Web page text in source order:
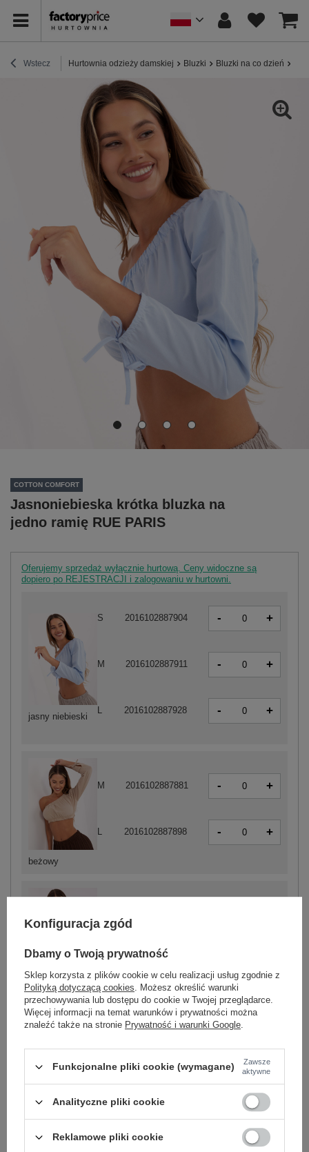
Wstecz Hurtownia odzieży damskiej Bluzki Bluzki na co dzień
COTTON COMFORT
Jasnoniebieska krótka bluzka na
jedno ramię RUE PARIS
Oferujemy sprzedaż wyłącznie hurtową. Ceny widoczne są
dopiero po REJESTRACJI i zalogowaniu w hurtowni.
jasny niebieski
S 2016102887904 - +
M 2016102887911 - +
L 2016102887928 - +
beżowy
M 2016102887881 - +
L 2016102887898 - +
biały
L
Zadzwoń+48 601 547 740 Zadaj pytanie
skład materiału : 100% bawełna
sposób prania : pranie w pralce w 30°C
Konfiguracja zgód
Dbamy o Twoją prywatność
Sklep korzysta z plików cookie w celu realizacji usług zgodnie z
Polityką dotyczącą cookies. Możesz określić warunki
przechowywania lub dostępu do cookie w Twojej przeglądarce.
Więcej informacji na temat warunków i prywatności można
znaleźć także na stronie Prywatność i warunki Google.
Funkcjonalne pliki cookie (wymagane)
Zawsze
aktywne
Analityczne pliki cookie
Reklamowe pliki cookie